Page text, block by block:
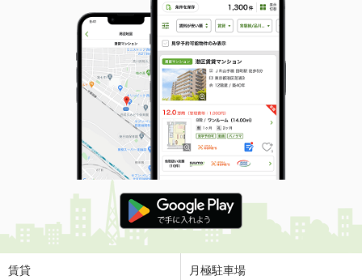
賃貸 月極駐車場